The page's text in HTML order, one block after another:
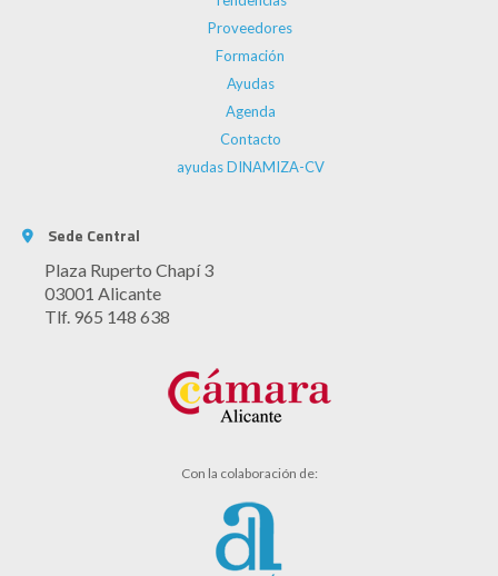
Proveedores
Formación
Ayudas
Agenda
Contacto
ayudas DINAMIZA-CV
Sede Central
Plaza Ruperto Chapí 3
03001 Alicante
Tlf. 965 148 638
Con la colaboración de: